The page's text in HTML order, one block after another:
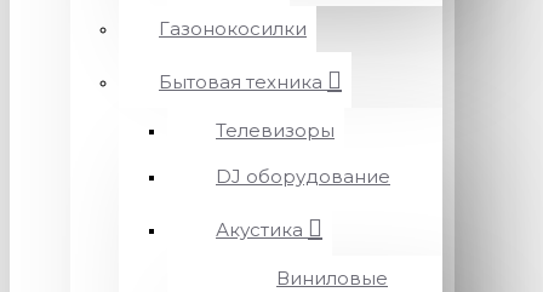
Газонокосилки
Бытовая техника
Телевизоры
DJ оборудование
Акустика
Виниловые